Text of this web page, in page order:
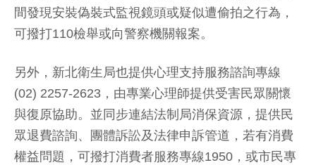
間發現安裝偽裝式監視鏡頭或疑似遭偷拍之行為，
可撥打110檢舉或向警察機關報案。
另外，新北衛生局也提供心理支持服務諮詢專線
(02) 2257-2623，由專業心理師提供受害民眾關懷
與復原協助。並同步連結法制局消保資源，提供民
眾退費諮詢、團體訴訟及法律申訴管道，若有消費
權益問題，可撥打消費者服務專線1950，或市民專